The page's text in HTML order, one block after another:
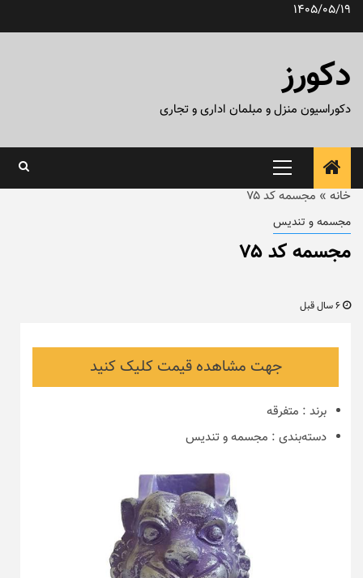
پرش1405/05/19
دکورز
دکوراسیون منزل و مبلمان اداری و تجاری
منوی
اصلی
خانه » مجسمه کد ۷۵
مجسمه و تندیس
مجسمه کد ۷۵
جهت مشاهده قیمت کلیک کنید
برند : متفرقه
دسته‌بندی : مجسمه و تندیس